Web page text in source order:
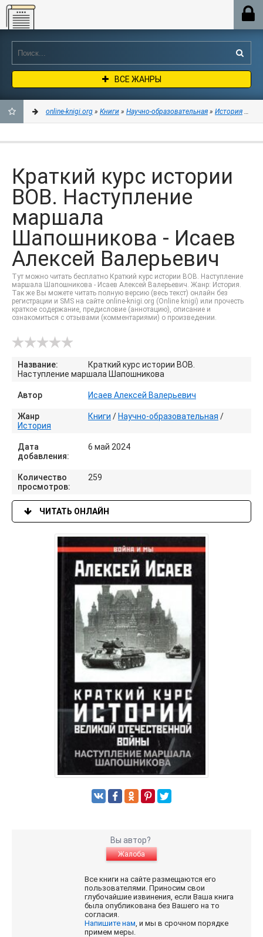
Online-knigi.org
ВСЕ ЖАНРЫ
ЗАКЛАДКИ
online-knigi.org » Книги » Научно-образовательная » История »
Краткий курс истории
ВОВ. Наступление
маршала
Шапошникова - Исаев
Алексей Валерьевич
Тут можно читать бесплатно Краткий курс истории ВОВ. Наступление
маршала Шапошникова - Исаев Алексей Валерьевич. Жанр: История.
Так же Вы можете читать полную версию (весь текст) онлайн без
регистрации и SMS на сайте online-knigi.org (Online knigi) или прочесть
краткое содержание, предисловие (аннотацию), описание и
ознакомиться с отзывами (комментариями) о произведении.
Название:
Краткий курс истории ВОВ.
Наступление маршала Шапошникова
Автор Исаев Алексей Валерьевич
Жанр Книги / Научно-образовательная /
История
Дата
добавления:
6 май 2024
Количество
просмотров:
259
ЧИТАТЬ ОНЛАЙН
Вы автор?
Жалоба
Все книги на сайте размещаются его
пользователями. Приносим свои
глубочайшие извинения, если Ваша книга
была опубликована без Вашего на то
согласия.
Напишите нам , и мы в срочном порядке
примем меры.